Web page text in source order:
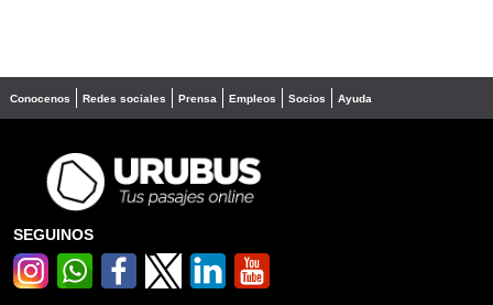
Conocenos Redes sociales Prensa Empleos Socios Ayuda
SEGUINOS